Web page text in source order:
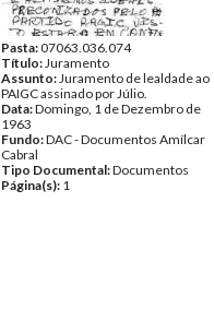
Pasta:07063.036.074
Título:Juramento
Assunto:Juramento de lealdade ao
PAIGC assinado por Júlio.
Data:Domingo, 1 de Dezembro de
1963
Fundo:DAC - Documentos Amílcar
Cabral
Tipo Documental:Documentos
Página(s): 1